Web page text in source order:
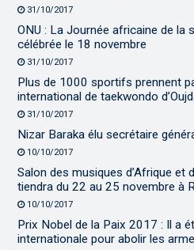
31/10/2017
ONU : La Journée africaine de la
célébrée le 18 novembre
31/10/2017
Plus de 1000 sportifs prennent
international de taekwondo
31/10/2017
Nizar Baraka élu secrétaire
10/10/2017
Salon des musiques d’Afrique et
tiendra du 22 au 25 novembre à
10/10/2017
Prix Nobel de la Paix 2017 : Il a
internationale pour abolir les